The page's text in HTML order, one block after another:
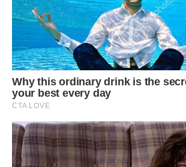
– Я не поїду звідси без бабусі.
Таке в плани Алли не входило. Валентина
ж заметушилася:
– Та що ти, Лілечко! Їдь з мамою, я
будинку, мені тут і правда буде краще.
– Бачиш? Бабуся не хоче.- Алла
дівчинку і обняла.